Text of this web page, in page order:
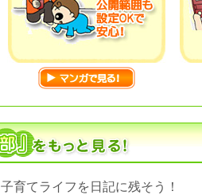
子育てライフを日記に残そう！